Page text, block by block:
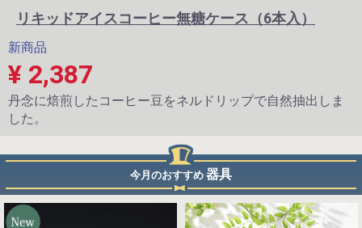
リキッドアイスコーヒー無糖ケース（6本入）
新商品
¥ 2,387
丹念に焙煎したコーヒー豆をネルドリップで自然抽出しま
した。
今月のおすすめ 器具